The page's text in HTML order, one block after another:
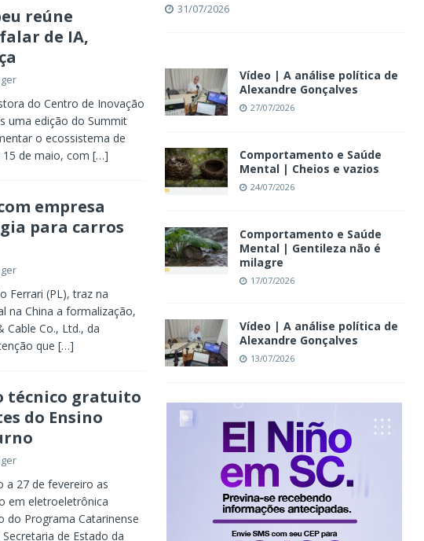
reúne
de IA,
do Centro de Inovação
uma edição do Summit
o ecossistema de
de maio, com […]
empresa
para carros
Ferrari (PL), traz na
na China a formalização,
Cable Co., Ltd., da
que […]
técnico gratuito
do Ensino
a 27 de fevereiro as
em eletroeletrônica
do Programa Catarinense
de Estado da
31/07/2026
Vídeo | A análise política de
Alexandre Gonçalves
27/07/2026
Comportamento e Saúde
Mental | Cheios e vazios
24/07/2026
Comportamento e Saúde
Mental | Gentileza não é
milagre
17/07/2026
Vídeo | A análise política de
Alexandre Gonçalves
13/07/2026